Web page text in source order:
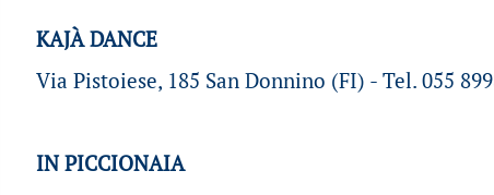
KAJÀ DANCE
Via Pistoiese, 185 San Donnino (FI) - Tel. 055
IN PICCIONAIA